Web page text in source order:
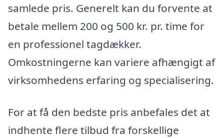
samlede pris. Generelt kan du forvente at
betale mellem 200 og 500 kr. pr. time for
en professionel tagdækker.
Omkostningerne kan variere afhængigt af
virksomhedens erfaring og specialisering.
For at få den bedste pris anbefales det at
indhente flere tilbud fra forskellige